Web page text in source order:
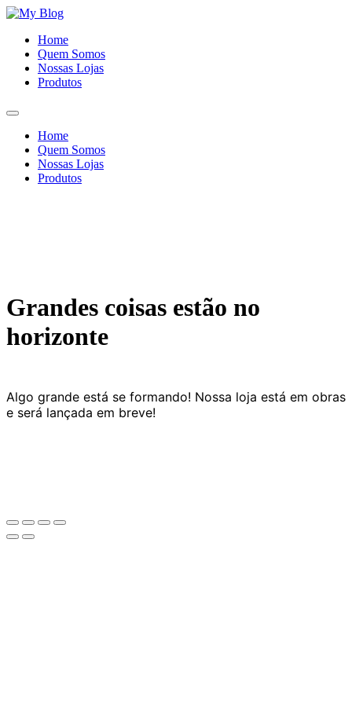
Ir
conteúdo
Home
Quem Somos
Nossas Lojas
Produtos
Home
Quem Somos
Nossas Lojas
Produtos
Grandes coisas estão no
horizonte
Algo grande está se formando! Nossa loja está em obras
e será lançada em breve!